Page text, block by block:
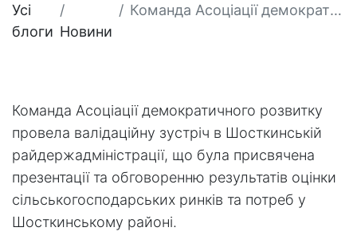
Усі
блоги Новини
Команда Асоціації демократичного розвитку провела валідаційну зустріч в Шосткинській райдержадміністрації.
Команда Асоціації демократичного розвитку
провела валідаційну зустріч в Шосткинській
райдержадміністрації, що була присвячена
презентації та обговоренню результатів оцінки
сільськогосподарських ринків та потреб у
Шосткинському районі.